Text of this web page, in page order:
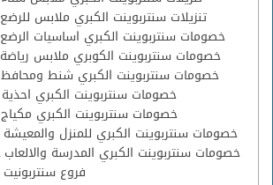
تنزيلات سنتربوينت الكبري ملابس للرضع
خصومات سنتربوينت الكبري اساسيات الرضع
خصومات سنتربوينت الكوبري ملابس رياضة
خصومات سنتربوينت الكبري شنط ومحافظ
خصومات سنتربوينت الكبري احذية
خصومات سنتربوينت الكبري مكياج
خصومات سنتربوينت الكبري للمنزل والمعيشة
خصومات سنتربوينت الكبري المدرسة والالعاب
فروع سنتربونيت